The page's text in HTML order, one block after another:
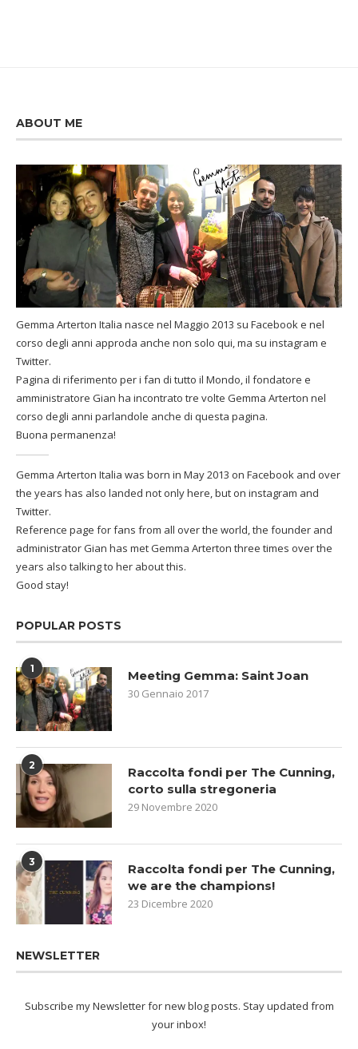
ABOUT ME
Gemma Arterton Italia nasce nel Maggio 2013 su Facebook e nel
corso degli anni approda anche non solo qui, ma su instagram e
Twitter.
Pagina di riferimento per i fan di tutto il Mondo, il fondatore e
amministratore Gian ha incontrato tre volte Gemma Arterton nel
corso degli anni parlandole anche di questa pagina.
Buona permanenza!
Gemma Arterton Italia was born in May 2013 on Facebook and over
the years has also landed not only here, but on instagram and
Twitter.
Reference page for fans from all over the world, the founder and
administrator Gian has met Gemma Arterton three times over the
years also talking to her about this.
Good stay!
POPULAR POSTS
1 Meeting Gemma: Saint Joan
30 Gennaio 2017
2
Raccolta fondi per The Cunning,
corto sulla stregoneria
29 Novembre 2020
3
Raccolta fondi per The Cunning,
we are the champions!
23 Dicembre 2020
NEWSLETTER
Subscribe my Newsletter for new blog posts. Stay updated from
your inbox!